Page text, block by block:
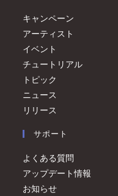
キャンペーン
アーティスト
イベント
チュートリアル
トピック
ニュース
リリース
サポート
よくある質問
アップデート情報
お知らせ